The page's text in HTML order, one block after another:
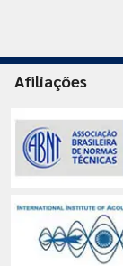
Afiliações